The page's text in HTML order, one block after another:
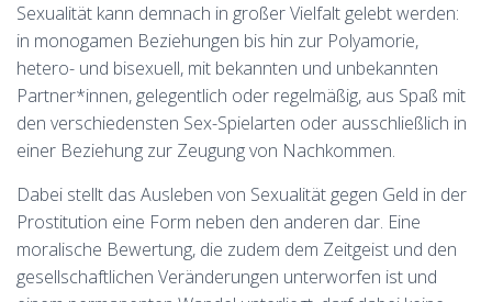
Sexualität kann demnach in großer Vielfalt gelebt werden:
in monogamen Beziehungen bis hin zur Polyamorie,
hetero- und bisexuell, mit bekannten und unbekannten
Partner*innen, gelegentlich oder regelmäßig, aus Spaß mit
den verschiedensten Sex-Spielarten oder ausschließlich in
einer Beziehung zur Zeugung von Nachkommen.
Dabei stellt das Ausleben von Sexualität gegen Geld in der
Prostitution eine Form neben den anderen dar. Eine
moralische Bewertung, die zudem dem Zeitgeist und den
gesellschaftlichen Veränderungen unterworfen ist und